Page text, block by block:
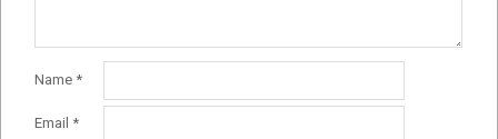
Name *
Email *